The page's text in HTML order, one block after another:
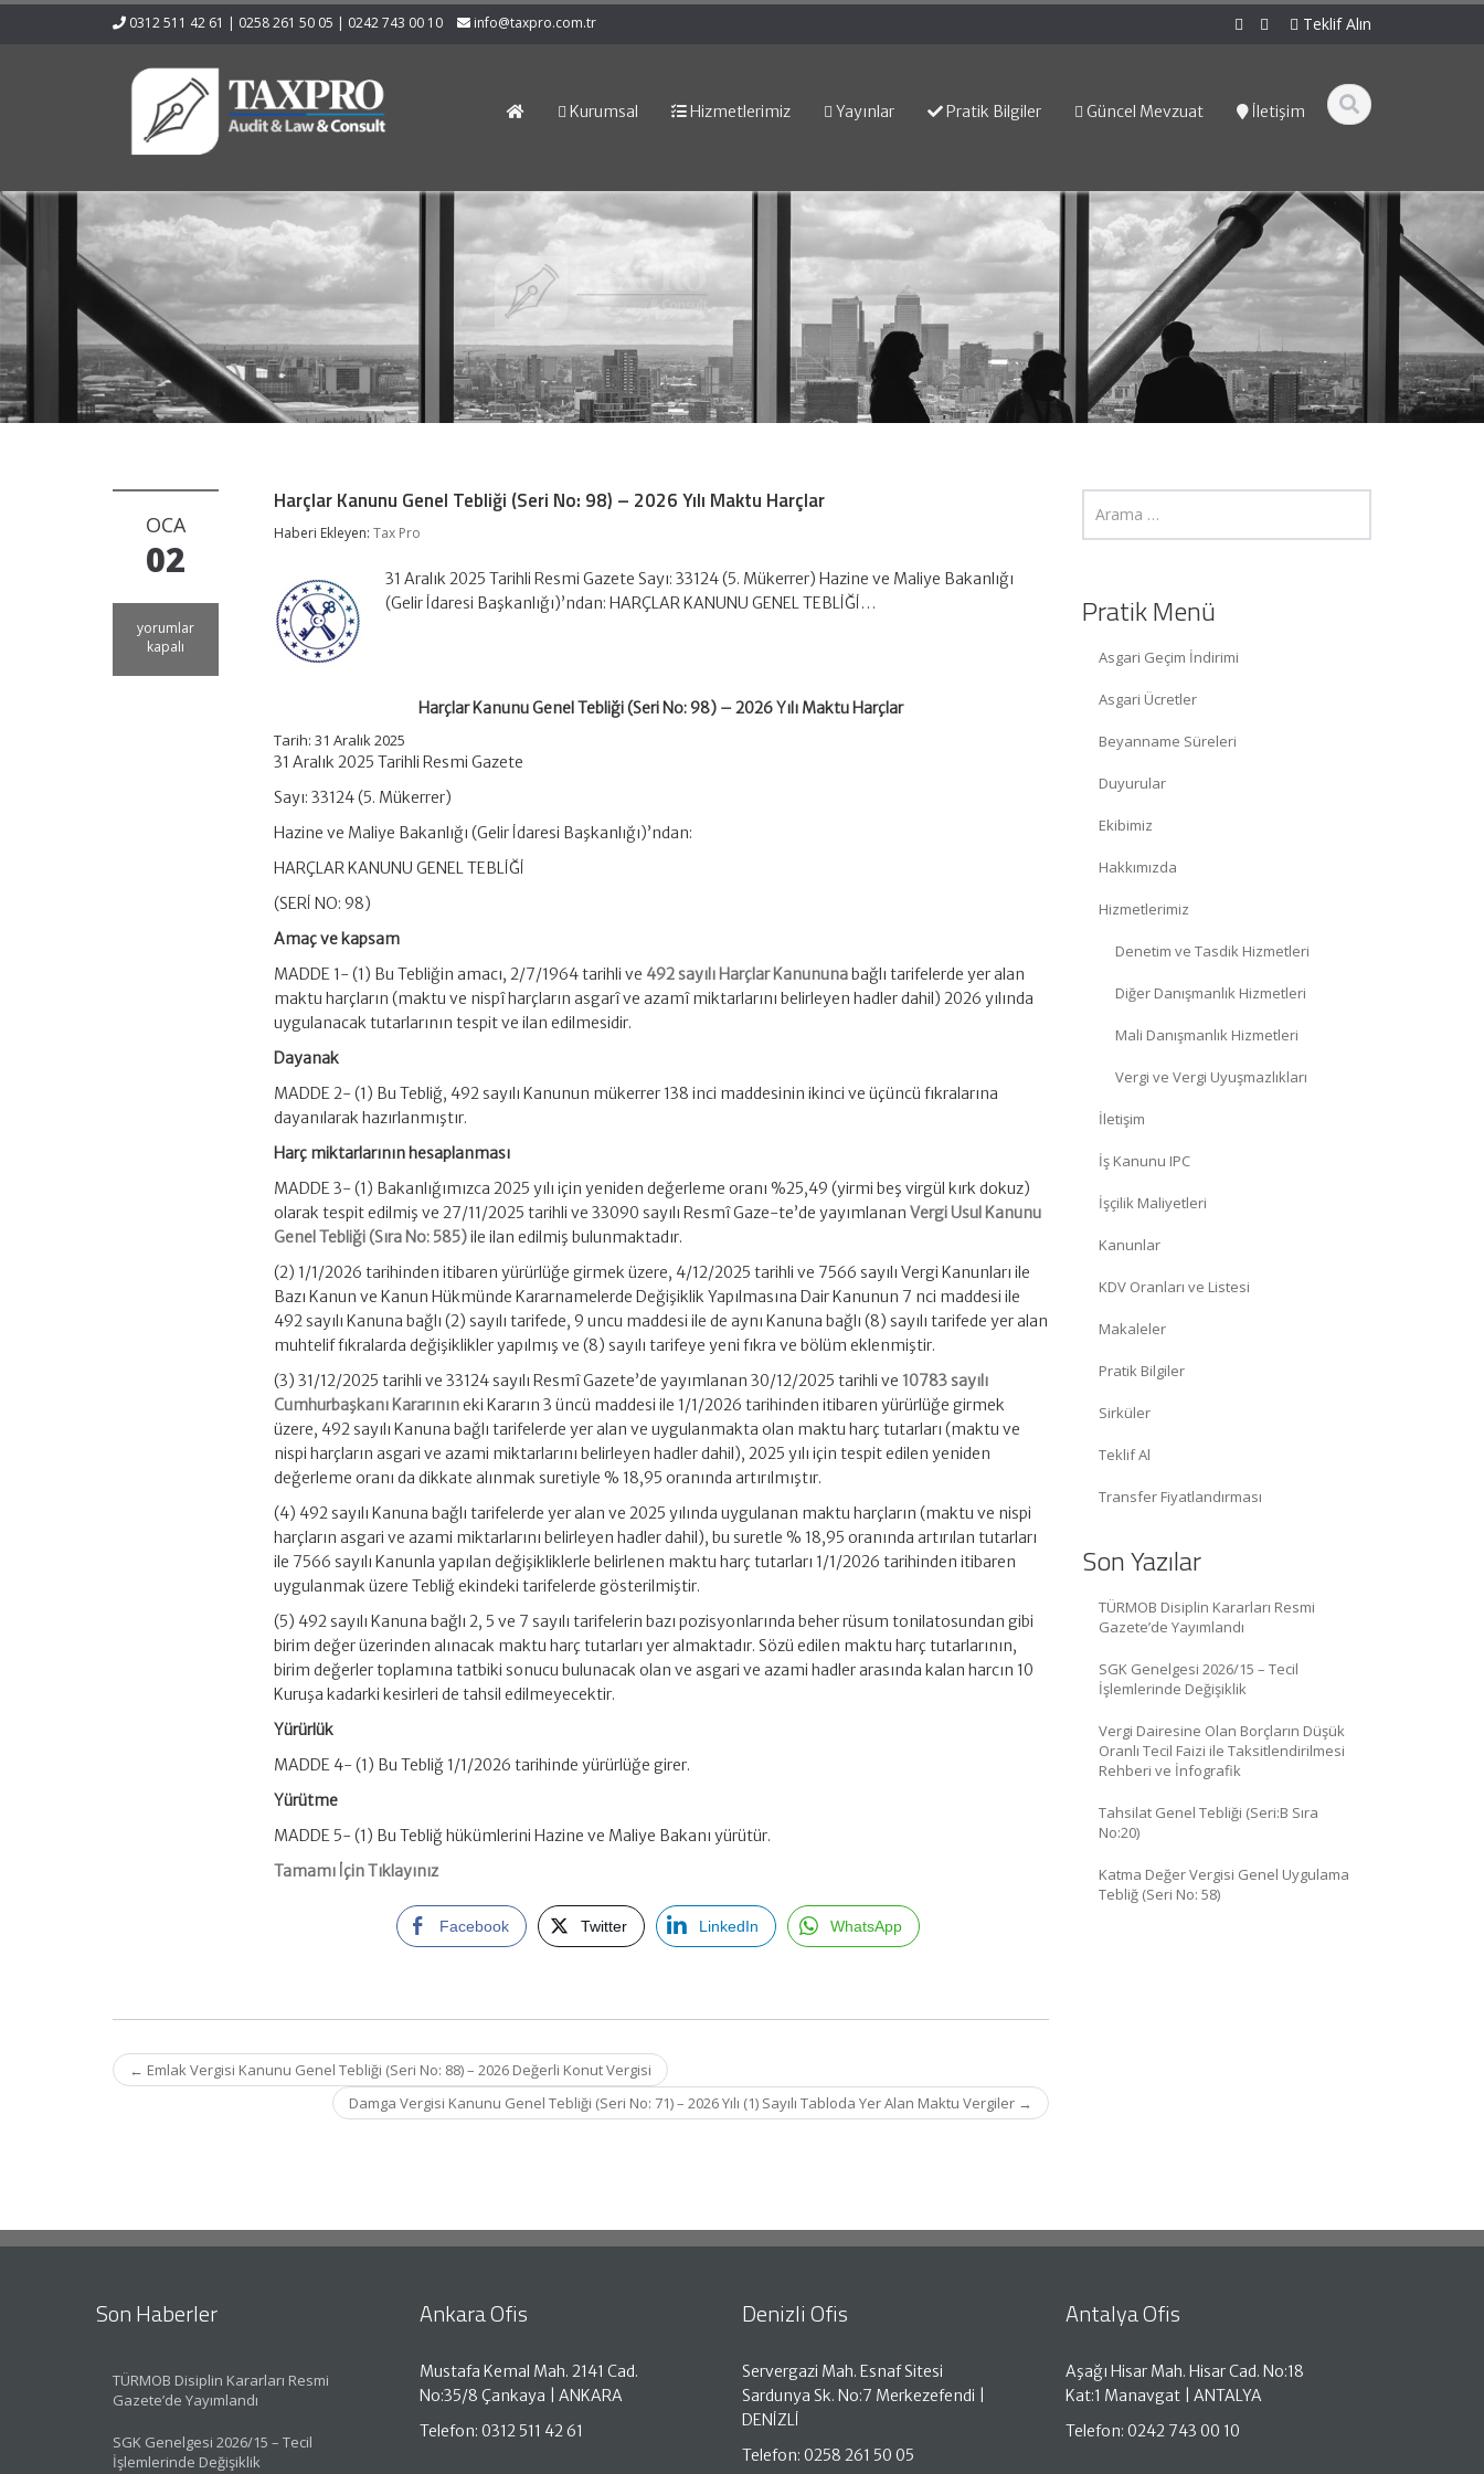
0312 511 42 61 | 0258 261 50 05 | 0242 743 00 10 info@taxpro.com.tr Teklif Alın
Kurumsal Hizmetlerimiz Yayınlar Pratik Bilgiler Güncel Mevzuat İletişim
OCA
02
Harçlar
Kanunu
yorumlar
kapalı
Harçlar Kanunu Genel Tebliği (Seri No: 98) – 2026 Yılı Maktu Harçlar
Haberi Ekleyen:Tax Pro
31 Aralık 2025 Tarihli Resmi Gazete Sayı: 33124 (5. Mükerrer) Hazine ve Maliye Bakanlığı
(Gelir İdaresi Başkanlığı)’ndan: HARÇLAR KANUNU GENEL TEBLİĞİ…
Harçlar Kanunu Genel Tebliği (Seri No: 98) – 2026 Yılı Maktu Harçlar
Tarih:31 Aralık 2025
31 Aralık 2025 Tarihli Resmi Gazete
Sayı: 33124 (5. Mükerrer)
Hazine ve Maliye Bakanlığı (Gelir İdaresi Başkanlığı)’ndan:
HARÇLAR KANUNU GENEL TEBLİĞİ
(SERİ NO: 98)
Amaç ve kapsam
MADDE 1- (1) Bu Tebliğin amacı, 2/7/1964 tarihli ve 492 sayılı Harçlar Kanununa bağlı tarifelerde yer alan
maktu harçların (maktu ve nispî harçların asgarî ve azamî miktarlarını belirleyen hadler dahil) 2026 yılında
uygulanacak tutarlarının tespit ve ilan edilmesidir.
Dayanak
MADDE 2- (1) Bu Tebliğ, 492 sayılı Kanunun mükerrer 138 inci maddesinin ikinci ve üçüncü fıkralarına
dayanılarak hazırlanmıştır.
Harç miktarlarının hesaplanması
MADDE 3- (1) Bakanlığımızca 2025 yılı için yeniden değerleme oranı %25,49 (yirmi beş virgül kırk dokuz)
olarak tespit edilmiş ve 27/11/2025 tarihli ve 33090 sayılı Resmî Gaze-te’de yayımlananVergi Usul Kanunu
Genel Tebliği (Sıra No: 585)ile ilan edilmiş bulunmaktadır.
(2) 1/1/2026 tarihinden itibaren yürürlüğe girmek üzere, 4/12/2025 tarihli ve 7566 sayılı Vergi Kanunları ile
Bazı Kanun ve Kanun Hükmünde Kararnamelerde Değişiklik Yapılmasına Dair Kanunun 7 nci maddesi ile
492 sayılı Kanuna bağlı (2) sayılı tarifede, 9 uncu maddesi ile de aynı Kanuna bağlı (8) sayılı tarifede yer alan
muhtelif fıkralarda değişiklikler yapılmış ve (8) sayılı tarifeye yeni fıkra ve bölüm eklenmiştir.
(3) 31/12/2025 tarihli ve 33124 sayılı Resmî Gazete’de yayımlanan 30/12/2025 tarihli ve 10783 sayılı
Cumhurbaşkanı Kararınıneki Kararın 3 üncü maddesi ile 1/1/2026 tarihinden itibaren yürürlüğe girmek
üzere, 492 sayılı Kanuna bağlı tarifelerde yer alan ve uygulanmakta olan maktu harç tutarları (maktu ve
nispi harçların asgari ve azami miktarlarını belirleyen hadler dahil), 2025 yılı için tespit edilen yeniden
değerleme oranı da dikkate alınmak suretiyle % 18,95 oranında artırılmıştır.
(4) 492 sayılı Kanuna bağlı tarifelerde yer alan ve 2025 yılında uygulanan maktu harçların (maktu ve nispi
harçların asgari ve azami miktarlarını belirleyen hadler dahil), bu suretle % 18,95 oranında artırılan tutarları
ile 7566 sayılı Kanunla yapılan değişikliklerle belirlenen maktu harç tutarları 1/1/2026 tarihinden itibaren
uygulanmak üzere Tebliğ ekindeki tarifelerde gösterilmiştir.
(5) 492 sayılı Kanuna bağlı 2, 5 ve 7 sayılı tarifelerin bazı pozisyonlarında beher rüsum tonilatosundan gibi
birim değer üzerinden alınacak maktu harç tutarları yer almaktadır. Sözü edilen maktu harç tutarlarının,
birim değerler toplamına tatbiki sonucu bulunacak olan ve asgari ve azami hadler arasında kalan harcın 10
Kuruşa kadarki kesirleri de tahsil edilmeyecektir.
Yürürlük
MADDE 4- (1) Bu Tebliğ 1/1/2026 tarihinde yürürlüğe girer.
Yürütme
MADDE 5- (1) Bu Tebliğ hükümlerini Hazine ve Maliye Bakanı yürütür.
Tamamı İçin Tıklayınız
Facebook Twitter LinkedIn WhatsApp
Post
navigation
← Emlak Vergisi Kanunu Genel Tebliği (Seri No: 88) – 2026 Değerli Konut Vergisi
Damga Vergisi Kanunu Genel Tebliği (Seri No: 71) – 2026 Yılı (1) Sayılı Tabloda Yer Alan Maktu Vergiler →
Pratik Menü
Asgari Geçim İndirimi
Asgari Ücretler
Beyanname Süreleri
Duyurular
Ekibimiz
Hakkımızda
Hizmetlerimiz
Denetim ve Tasdik Hizmetleri
Diğer Danışmanlık Hizmetleri
Mali Danışmanlık Hizmetleri
Vergi ve Vergi Uyuşmazlıkları
İletişim
İş Kanunu IPC
İşçilik Maliyetleri
Kanunlar
KDV Oranları ve Listesi
Makaleler
Pratik Bilgiler
Sirküler
Teklif Al
Transfer Fiyatlandırması
Son Yazılar
TÜRMOB Disiplin Kararları Resmi
Gazete’de Yayımlandı
SGK Genelgesi 2026/15 – Tecil
İşlemlerinde Değişiklik
Vergi Dairesine Olan Borçların Düşük
Oranlı Tecil Faizi ile Taksitlendirilmesi
Rehberi ve İnfografik
Tahsilat Genel Tebliği (Seri:B Sıra
No:20)
Katma Değer Vergisi Genel Uygulama
Tebliğ (Seri No: 58)
Son Haberler
TÜRMOB Disiplin Kararları Resmi
Gazete’de Yayımlandı
SGK Genelgesi 2026/15 – Tecil
İşlemlerinde Değişiklik
Ankara Ofis
Mustafa Kemal Mah. 2141 Cad.
No:35/8 Çankaya | ANKARA
Telefon: 0312 511 42 61
Denizli Ofis
Servergazi Mah. Esnaf Sitesi
Sardunya Sk. No:7 Merkezefendi |
DENİZLİ
Telefon: 0258 261 50 05
Antalya Ofis
Aşağı Hisar Mah. Hisar Cad. No:18
Kat:1 Manavgat | ANTALYA
Telefon: 0242 743 00 10